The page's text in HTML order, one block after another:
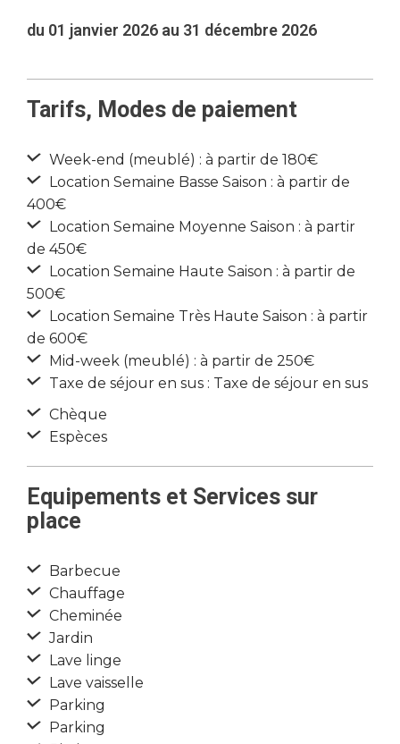
du 01 janvier 2026 au 31 décembre 2026
Tarifs, Modes de paiement
Week-end (meublé) : à partir de 180€
Location Semaine Basse Saison : à partir de
400€
Location Semaine Moyenne Saison : à partir
de 450€
Location Semaine Haute Saison : à partir de
500€
Location Semaine Très Haute Saison : à partir
de 600€
Mid-week (meublé) : à partir de 250€
Taxe de séjour en sus : Taxe de séjour en sus
Chèque
Espèces
Equipements et Services sur
place
Barbecue
Chauffage
Cheminée
Jardin
Lave linge
Lave vaisselle
Parking
Parking